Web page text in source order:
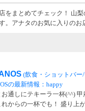
をまとめてチェック！ 山
。アナタのお気に入りの
(飲食・ショットバー
の最新情報：happy
通しにテキーラ一杯(^^)
からの一杯でも！ 盛り上